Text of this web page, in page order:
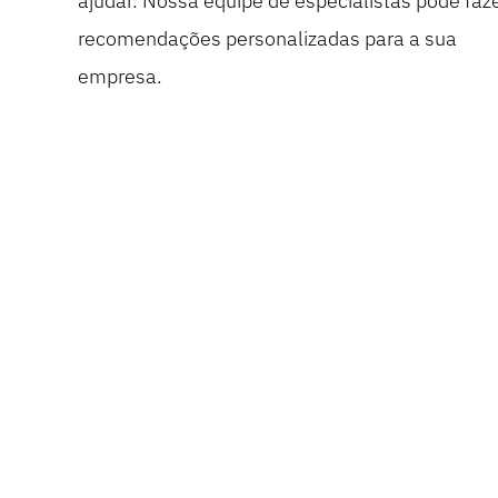
recomendações personalizadas para a sua
empresa.